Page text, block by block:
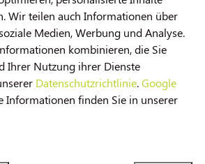
Wir teilen auch Informationen über
Medien, Werbung und Analyse.
kombinieren, die Sie
Ihrer Nutzung ihrer Dienste
Datenschutzrichtlinie.Google
Informationen finden Sie in unserer